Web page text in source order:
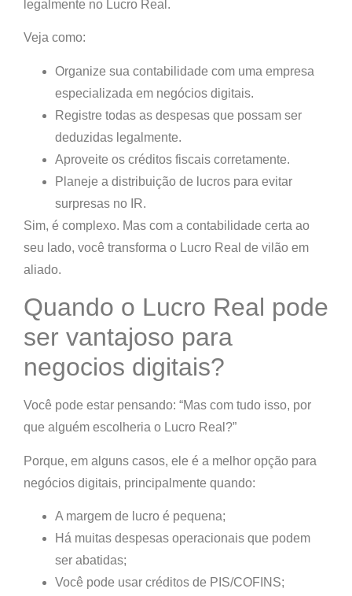
legalmente no Lucro Real.
Veja como:
Organize sua contabilidade com uma empresa
especializada em negócios digitais.
Registre todas as despesas que possam ser
deduzidas legalmente.
Aproveite os créditos fiscais corretamente.
Planeje a distribuição de lucros para evitar
surpresas no IR.
Sim, é complexo. Mas com a contabilidade certa ao
seu lado, você transforma o Lucro Real de vilão em
aliado.
Quando o Lucro Real pode
ser vantajoso para
negocios digitais?
Você pode estar pensando: “Mas com tudo isso, por
que alguém escolheria o Lucro Real?”
Porque, em alguns casos, ele é a melhor opção para
negócios digitais, principalmente quando:
A margem de lucro é pequena;
Há muitas despesas operacionais que podem
ser abatidas;
Você pode usar créditos de PIS/COFINS;